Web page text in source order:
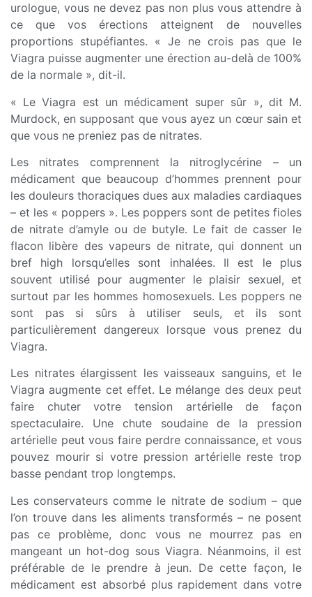
urologue, vous ne devez pas non plus vous attendre à
ce que vos érections atteignent de nouvelles
proportions stupéfiantes. « Je ne crois pas que le
Viagra puisse augmenter une érection au-delà de 100%
de la normale », dit-il.
« Le Viagra est un médicament super sûr », dit M.
Murdock, en supposant que vous ayez un cœur sain et
que vous ne preniez pas de nitrates.
Les nitrates comprennent la nitroglycérine – un
médicament que beaucoup d’hommes prennent pour
les douleurs thoraciques dues aux maladies cardiaques
– et les « poppers ». Les poppers sont de petites fioles
de nitrate d’amyle ou de butyle. Le fait de casser le
flacon libère des vapeurs de nitrate, qui donnent un
bref high lorsqu’elles sont inhalées. Il est le plus
souvent utilisé pour augmenter le plaisir sexuel, et
surtout par les hommes homosexuels. Les poppers ne
sont pas si sûrs à utiliser seuls, et ils sont
particulièrement dangereux lorsque vous prenez du
Viagra.
Les nitrates élargissent les vaisseaux sanguins, et le
Viagra augmente cet effet. Le mélange des deux peut
faire chuter votre tension artérielle de façon
spectaculaire. Une chute soudaine de la pression
artérielle peut vous faire perdre connaissance, et vous
pouvez mourir si votre pression artérielle reste trop
basse pendant trop longtemps.
Les conservateurs comme le nitrate de sodium – que
l’on trouve dans les aliments transformés – ne posent
pas ce problème, donc vous ne mourrez pas en
mangeant un hot-dog sous Viagra. Néanmoins, il est
préférable de le prendre à jeun. De cette façon, le
médicament est absorbé plus rapidement dans votre